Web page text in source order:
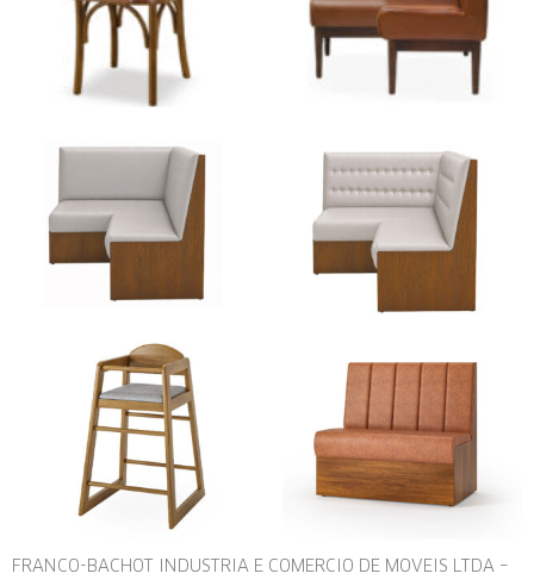
FRANCO-BACHOT INDUSTRIA E COMERCIO DE MOVEIS LTDA –